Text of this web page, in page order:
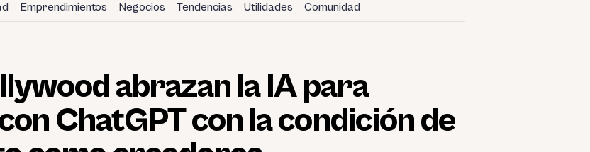
Emprendimientos Negocios Tendencias Utilidades Comunidad
abrazan la IA para
ChatGPT con la condición de